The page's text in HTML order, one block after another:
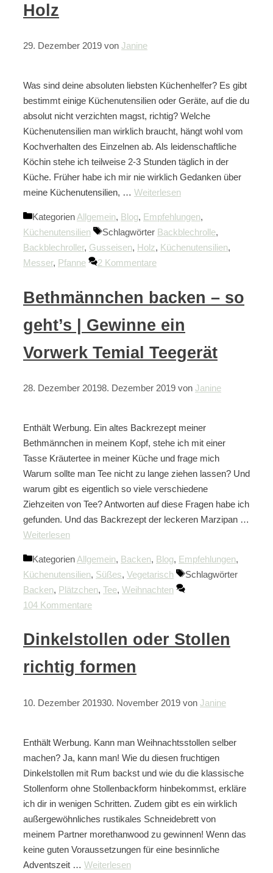
Holz
29. Dezember 2019 von Janine
Was sind deine absoluten liebsten Küchenhelfer? Es gibt
bestimmt einige Küchenutensilien oder Geräte, auf die du
absolut nicht verzichten magst, richtig? Welche
Küchenutensilien man wirklich braucht, hängt wohl vom
Kochverhalten des Einzelnen ab. Als leidenschaftliche
Köchin stehe ich teilweise 2-3 Stunden täglich in der
Küche. Früher habe ich mir nie wirklich Gedanken über
meine Küchenutensilien, … Weiterlesen
Kategorien Allgemein, Blog, Empfehlungen,
Küchenutensilien
Schlagwörter Backblechrolle,
Backblechroller, Gusseisen, Holz, Küchenutensilien,
Messer, Pfanne 2 Kommentare
Bethmännchen backen – so
geht’s | Gewinne ein
Vorwerk Temial Teegerät
28. Dezember 20198. Dezember 2019 von Janine
Enthält Werbung. Ein altes Backrezept meiner
Bethmännchen in meinem Kopf, stehe ich mit einer
Tasse Kräutertee in meiner Küche und frage mich
Warum sollte man Tee nicht zu lange ziehen lassen? Und
warum gibt es eigentlich so viele verschiedene
Ziehzeiten von Tee? Antworten auf diese Fragen habe ich
gefunden. Und das Backrezept der leckeren Marzipan …
Weiterlesen
Kategorien Allgemein, Backen, Blog, Empfehlungen,
Küchenutensilien, Süßes, Vegetarisch
Schlagwörter
Backen, Plätzchen, Tee, Weihnachten
104 Kommentare
Dinkelstollen oder Stollen
richtig formen
10. Dezember 201930. November 2019 von Janine
Enthält Werbung. Kann man Weihnachtsstollen selber
machen? Ja, kann man! Wie du diesen fruchtigen
Dinkelstollen mit Rum backst und wie du die klassische
Stollenform ohne Stollenbackform hinbekommst, erkläre
ich dir in wenigen Schritten. Zudem gibt es ein wirklich
außergewöhnliches rustikales Schneidebrett von
meinem Partner morethanwood zu gewinnen! Wenn das
keine guten Voraussetzungen für eine besinnliche
Adventszeit … Weiterlesen